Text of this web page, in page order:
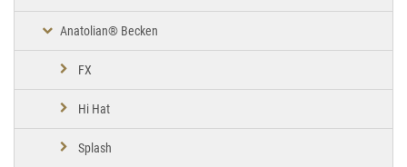
Anatolian® Becken
FX
Hi Hat
Splash